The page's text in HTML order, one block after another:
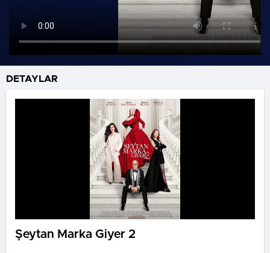
DETAYLAR
Şeytan Marka Giyer 2